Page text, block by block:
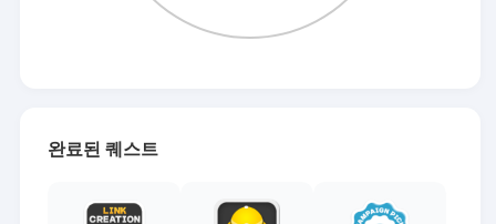
완료된 퀘스트